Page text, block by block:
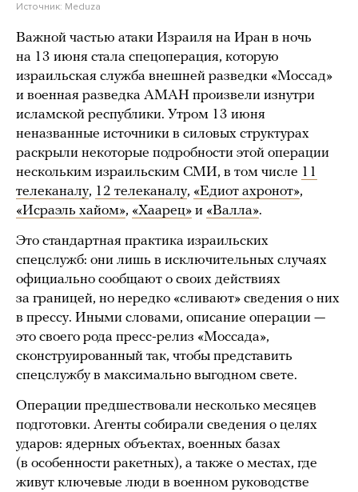
Источник: Meduza
Важной частью атаки Израиля на Иран в ночь
на 13 июня стала спецоперация, которую
израильская служба внешней разведки «Моссад»
и военная разведка АМАН произвели изнутри
исламской республики. Утром 13 июня
неназванные источники в силовых структурах
раскрыли некоторые подробности этой операции
нескольким израильским СМИ, в том числе 11
телеканалу, 12 телеканалу, «Едиот ахронот»,
«Исраэль хайом», «Хаарец» и «Валла».
Это стандартная практика израильских
спецслужб: они лишь в исключительных случаях
официально сообщают о своих действиях
за границей, но нередко «сливают» сведения о них
в прессу. Иными словами, описание операции —
это своего рода пресс-релиз «Моссада»,
сконструированный так, чтобы представить
спецслужбу в максимально выгодном свете.
Операции предшествовали несколько месяцев
подготовки. Агенты собирали сведения о целях
ударов: ядерных объектах, военных базах
(в особенности ракетных), а также о местах, где
живут ключевые люди в военном руководстве